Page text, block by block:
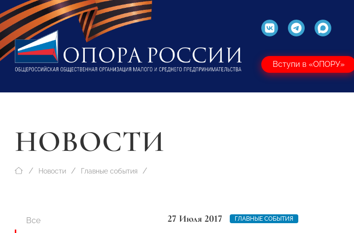
Вступи в «ОПОРУ»
НОВОСТИ
Новости Главные события
Все
27 Июля 2017 ГЛАВНЫЕ СОБЫТИЯ